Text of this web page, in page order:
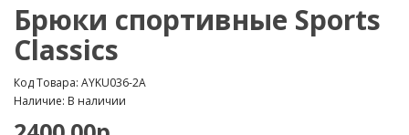
Брюки спортивные Sports
Classics
Код Товара: AYKU036-2A
Наличие: В наличии